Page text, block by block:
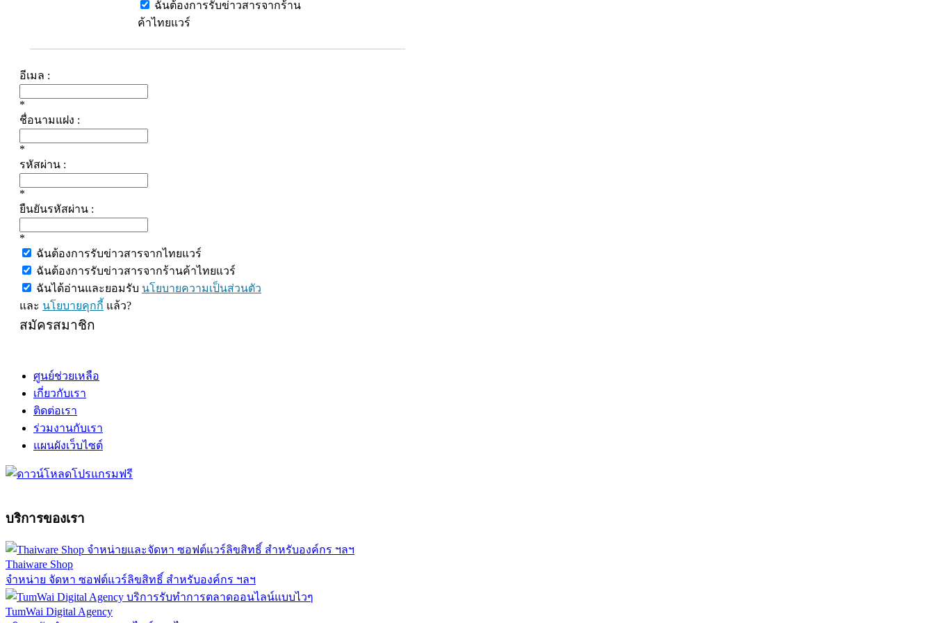
ฉันต้องการรับข่าวสารจากร้าน
ค้าไทยแวร์
อีเมล :
*
ชื่อนามแฝง :
*
รหัสผ่าน :
*
ยืนยันรหัสผ่าน :
*
ฉันต้องการรับข่าวสารจากไทยแวร์
ฉันต้องการรับข่าวสารจากร้านค้าไทยแวร์
ฉันได้อ่านและยอมรับ นโยบายความเป็นส่วนตัว
และ นโยบายคุกกี้ แล้ว?
สมัครสมาชิก
ศูนย์ช่วยเหลือ
เกี่ยวกับเรา
ติดต่อเรา
ร่วมงานกับเรา
แผนผังเว็บไซต์
บริการของเรา
Thaiware Shop
จำหน่าย จัดหา ซอฟต์แวร์ลิขสิทธิ์ สำหรับองค์กร ฯลฯ
TumWai Digital Agency